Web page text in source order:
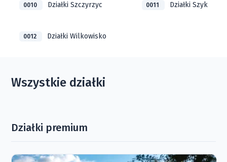
0010 Działki Szczyrzyc 0011 Działki Szyk
0012 Działki Wilkowisko
Wszystkie działki
Działki premium